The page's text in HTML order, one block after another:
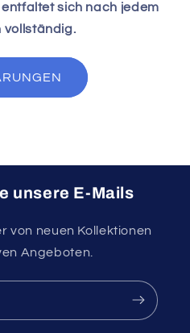
sich nach jedem
vollständig.
unsere E-Mails
von neuen Kollektionen
Angeboten.